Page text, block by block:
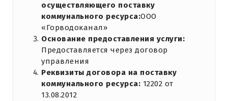
осуществляющего поставку
коммунального ресурса:ООО
«Горводоканал»
Основание предоставления услуги:
Предоставляется через договор
управления
Реквизиты договора на поставку
коммунального ресурса: 12202 от
13.08.2012